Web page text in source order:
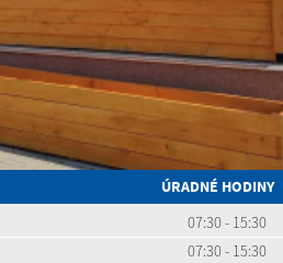
ÚRADNÉ HODINY
07:30 - 15:30
07:30 - 15:30